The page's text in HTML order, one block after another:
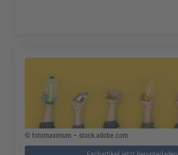
© fotomaximum – stock.adobe.com